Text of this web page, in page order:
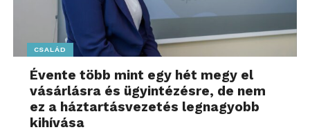
Érdekesség, hogy a 60-69 éves korosztály mutatta a
legmagasabb elkötelezettséget egy ilyen típusú
potenciális kampány kapcsán, ők 68 százalékban
voksoltak erre az opcióra. A lakosság közel negyede
szerint azonban nincs szükség ilyen
megmozdulásra, 18 százalék pedig nem tudta
megítélni ennek létjogosultságát.
CSALÁD
Évente több mint egy hét megy el
vásárlásra és ügyintézésre, de nem
ez a háztartásvezetés legnagyobb
kihívása